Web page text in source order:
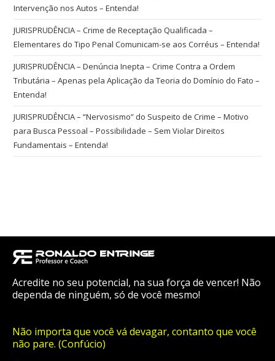
Intervenção nos Autos – Entenda!
JURISPRUDÊNCIA – Crime de Receptação Qualificada –
Elementares do Tipo Penal Comunicam-se aos Corréus – Entenda!
JURISPRUDÊNCIA – Denúncia Inepta – Crime Contra a Ordem
Tributária – Apenas pela Aplicação da Teoria do Domínio do Fato –
Entenda!
JURISPRUDÊNCIA – “Nervosismo” do Suspeito de Crime – Motivo
para Busca Pessoal – Possibilidade – Sem Violar Direitos
Fundamentais – Entenda!
Acredite no seu potencial, na sua força de vencer! Não
dependa de ninguém, só de você mesmo!
Não importa que você vá devagar, contanto que você
não pare. (Confúcio)